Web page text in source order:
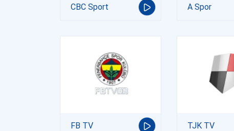
CBC Sport A Spor
FB TV TJK TV